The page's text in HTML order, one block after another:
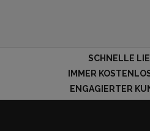
SCHNELLE
IMMER
ENGAGIERTER